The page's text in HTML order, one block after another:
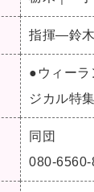
指揮―鈴
●ウィー
ジカル特
同団
080-6560-